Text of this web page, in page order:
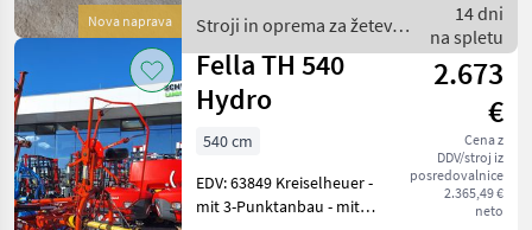
Nova naprava
Beleuchtung priklopni t
Stroji in oprema za žetev in
spravilo / Pöttinger
14 dni
na spletu
Fella TH 540
Hydro
2.673
€
Cena z
DDV/stroj iz
posredovalnice
2.365,49 €
neto
540 cm
EDV: 63849 Kreiselheuer -
mit 3-Punktanbau - mit